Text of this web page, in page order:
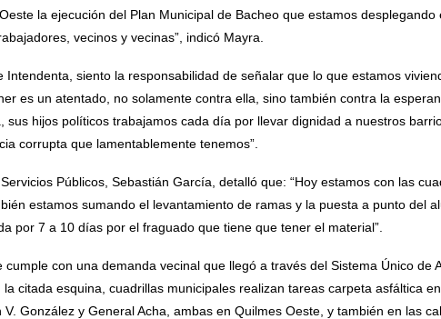
la ejecución del Plan Municipal de Bacheo que estamos
vecinos y vecinas”, indicó Mayra.
Intendenta, siento la responsabilidad de señalar que lo que estamos
es un atentado, no solamente contra ella, sino también contra la
sus hijos políticos trabajamos cada día por llevar dignidad a nuestros
corrupta que lamentablemente tenemos”.
Públicos, Sebastián García, detalló que: “Hoy estamos con las
estamos sumando el levantamiento de ramas y la puesta a punto del
por 7 a 10 días por el fraguado que tiene que tener el material”.
con una demanda vecinal que llegó a través del Sistema Único de
citada esquina, cuadrillas municipales realizan tareas carpeta asfáltica
González y General Acha, ambas en Quilmes Oeste, y también en las